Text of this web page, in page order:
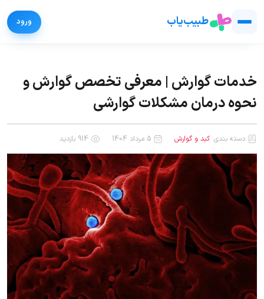
طبیب‌یاب
خدمات گوارش | معرفی تخصص گوارش و
نحوه درمان مشکلات گوارشی
دسته بندی: کبد و گوارش